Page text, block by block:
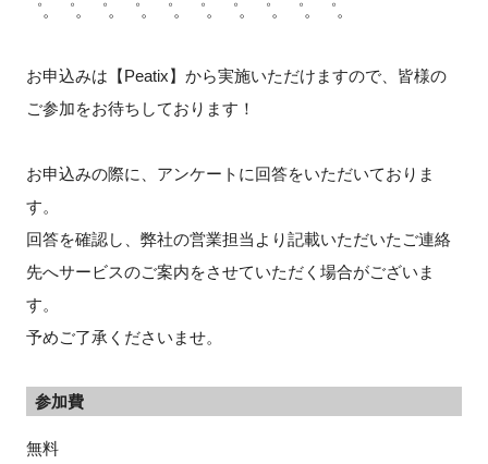
゜。゜。゜。゜。゜。゜。゜。゜。゜。゜。
お申込みは【Peatix】から実施いただけますので、皆様の
ご参加をお待ちしております！
お申込みの際に、アンケートに回答をいただいておりま
す。
回答を確認し、弊社の営業担当より記載いただいたご連絡
先へサービスのご案内をさせていただく場合がございま
す。
予めご了承くださいませ。
参加費
無料